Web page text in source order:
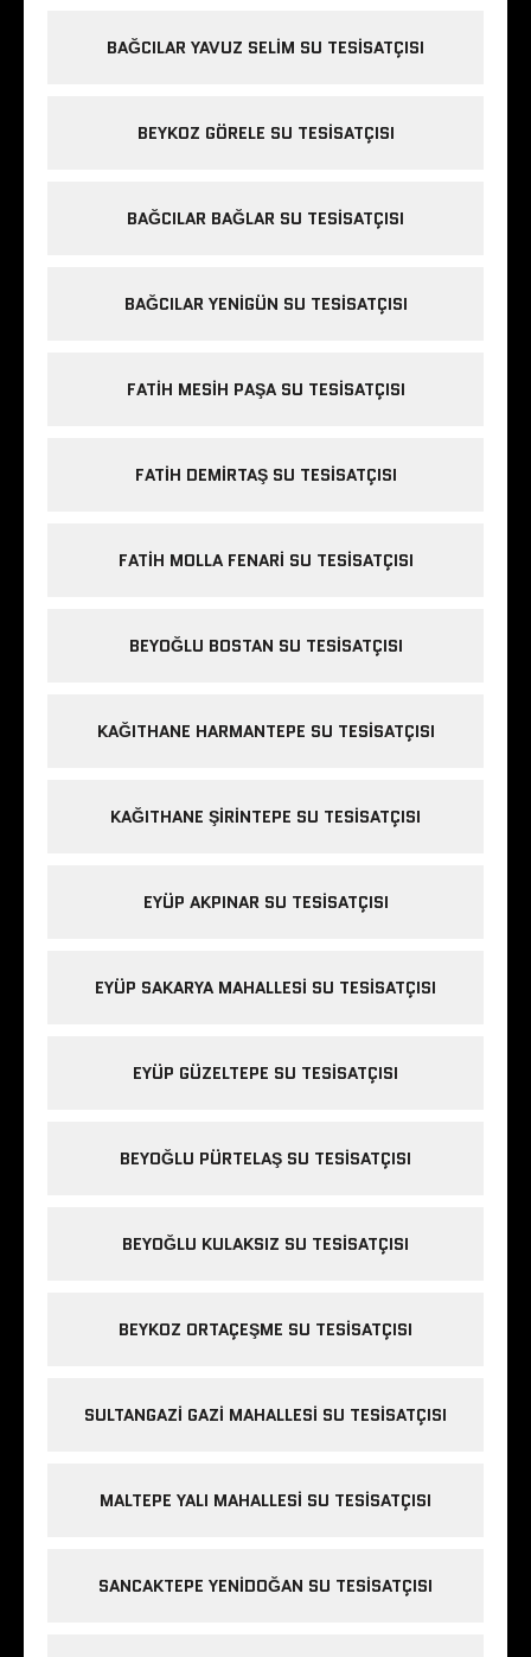
BAĞCILAR YAVUZ SELIM SU TESISATÇISI
BEYKOZ GÖRELE SU TESISATÇISI
BAĞCILAR BAĞLAR SU TESISATÇISI
BAĞCILAR YENIGÜN SU TESISATÇISI
FATIH MESIH PAŞA SU TESISATÇISI
FATIH DEMIRTAŞ SU TESISATÇISI
FATIH MOLLA FENARI SU TESISATÇISI
BEYOĞLU BOSTAN SU TESISATÇISI
KAĞITHANE HARMANTEPE SU TESISATÇISI
KAĞITHANE ŞIRINTEPE SU TESISATÇISI
EYÜP AKPINAR SU TESISATÇISI
EYÜP SAKARYA MAHALLESI SU TESISATÇISI
EYÜP GÜZELTEPE SU TESISATÇISI
BEYOĞLU PÜRTELAŞ SU TESISATÇISI
BEYOĞLU KULAKSIZ SU TESISATÇISI
BEYKOZ ORTAÇEŞME SU TESISATÇISI
SULTANGAZI GAZI MAHALLESI SU TESISATÇISI
MALTEPE YALI MAHALLESI SU TESISATÇISI
SANCAKTEPE YENIDOĞAN SU TESISATÇISI